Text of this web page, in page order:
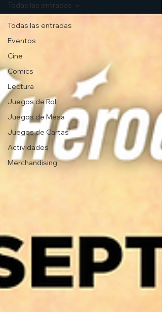
Todas las entradas
Eventos
Cine
Comics
Lectura
Juegos de Rol
Juegos de Mesa
Juegos de Cartas
Actividades
Merchandising
Todas las entradas